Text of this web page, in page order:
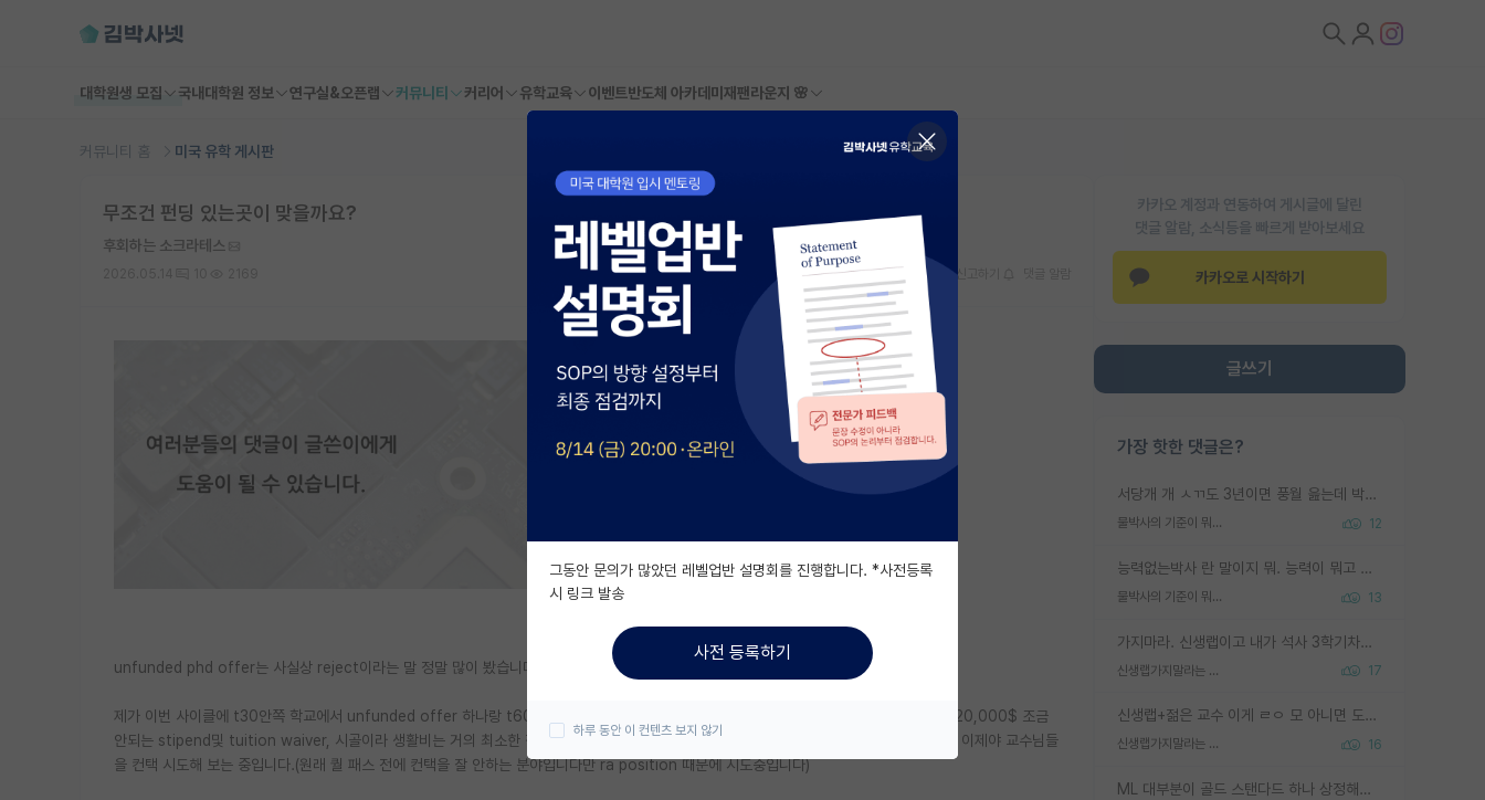
대학원생 모집 국내대학원 정보 연구실&오픈랩 커뮤니티 커리어 유학교육 이벤트반도체 아카데미 재팬라운지 🌸
커뮤니티 홈 미국 유학 게시판
카카오 계정과 연동하여 게시글에 달린
댓글 알람, 소식등을 빠르게 받아보세요
카카오로 시작하기
글쓰기
가장 핫한 댓글은?
서당개 개 ㅅㄲ도 3년이면 풍월 읊는데 박사 5년 이상 대리고 있으면서 물된건 교수 탓 맞는ㄱ게 거기가 서당이 아니란 소리임
물박사의 기준이 뭐임? 12
능력없는박사 란 말이지 뭐. 능력이 뭐고 능력이 있다는게 뭔지는 사람마다 기준이 다르니까 얘기해봐야 서로 자기 기준만 얘기해서 논쟁이 끝이 안나고. 주위에서 능력있고 야심있는 신입생이 교수가 유의미한 피드백을 아예 안주면서 제대로된 과제에 참여해볼 기회도 제공하지 않고 잡일 뺑뺑이만 돌려서 맨날 단순작업만 하면서 밤새다가 눈빛이 점점 죽어가는걸 본 사람은 물박사는 교수탓이라고 하고, 교수는 이것저것 알려도 주고 기회도 주고 사수 동기 붙여주면서 어떻게든 끌고가려고 하는데 본인이 매일 뺀질거리면서 출근 하는둥마는둥 하다가 기껏 와서도 폰이나 쳐다보다가 실험 망치고 저녁약속있어서 먼저 가볼게요~ 하는걸 본 사람은 물박사는 본인탓이라고 함.
물박사의 기준이 뭐임? 13
가지마라. 신생랩이고 내가 석사 3학기차인데 최고참인데 나도 아무것도 모르는데 교수가 후배들 왜 논문 교육 안시키냐. 논문 왜 안 써오냐 닦달한다
신생랩가지말라는 이유가 있었구나 17
신생랩+젊은 교수 이게 ㄹㅇ 모 아니면 도인듯.
신생랩가지말라는 이유가 있었구나 16
ML 대부분이 골드 스탠다드 하나 상정해놓고 (벤치마크 데이터셋이 여러 개면 여러 개 상정) 그거 얼마나 잘 맞추나 싸움임 가끔 번뜩이는 설계 철학을 보여주는 논문들도 있지만 대부분 그거 성적 얼마나 더 올리느라에 혈안이 되어 있는 측면이 잇음
무조건 펀딩 있는곳이 맞을까요?
후회하는 소크라테스
스크랩 신고하기
unfunded phd offer는 사실상 reject이라는 말 정말 많이 봤습니다. 그럼에도 고민이 되어서 올려봅니다.
제가 이번 사이클에 t30안쪽 학교에서 unfunded offer 하나랑 t60정도 되는 학교에서 funding offer( 4year 보장, TA근무로 9개월에 20,000$ 조금
안되는 stipend및 tuition waiver, 시골이라 생활비는 거의 최소한 정도로 받는거 같아요)를 받았습니다. t30 에서는 합격을 좀 늦게 받아서 이제야 교수님들
을 컨택 시도해 보는 중입니다.(원래 퀄 패스 전에 컨택을 잘 안하는 분야입니다만 ra position 때문에 시도중입니다)
그동안 문의가 많았던 레벨업반 설명회를 진행합니다. *사전등록
시 링크 발송
사전 등록하기
하루 동안 이 컨텐츠 보지 않기